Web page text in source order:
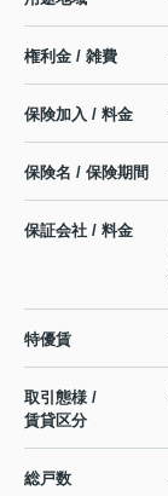
権利金 / 雑費
保険加入 / 料金
保険名 / 保険期間
保証会社 / 料金
特優賃
取引態様 /
賃貸区分
総戸数